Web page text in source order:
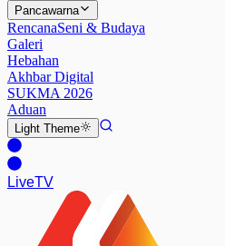
Pancawarna
RencanaSeni & Budaya
Galeri
Hebahan
Akhbar Digital
SUKMA 2026
Aduan
Light Theme
LiveTV